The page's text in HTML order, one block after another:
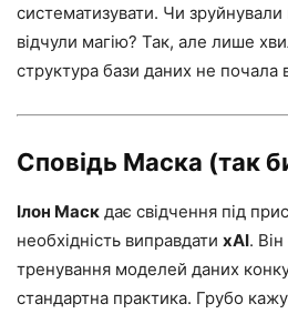
систематизувати. Чи
відчули магію? Так, але лише
структура бази даних не почала
Сповідь Маска (так
Ілон Маск дає свідчення під
необхідність виправдати xAI.
тренування моделей даних
стандартна практика. Грубо